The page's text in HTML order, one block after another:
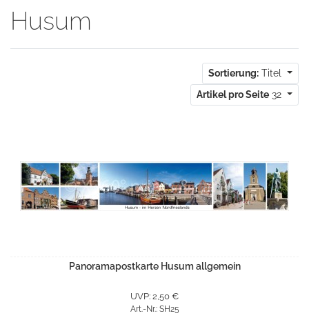
Husum
Sortierung: Titel
Artikel pro Seite 32
Panoramapostkarte Husum allgemein
UVP: 2,50 €
Art.-Nr.: SH25